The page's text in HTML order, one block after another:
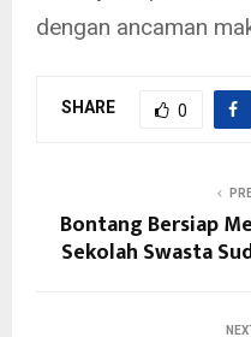
dengan ancaman
SHARE 0
Bontang Bersiap
Sekolah Swasta